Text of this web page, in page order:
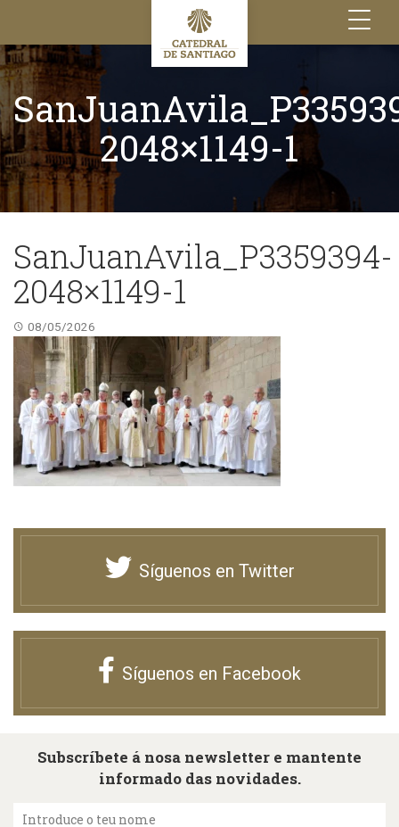
Toggle
navigation
2048×1149-1
SanJuanAvila_P3359394-
2048×1149-1
08/05/2026
Síguenos en Twitter
Síguenos en Facebook
Subscríbete á nosa newsletter e mantente
informado das novidades.
Introduce o teu nome